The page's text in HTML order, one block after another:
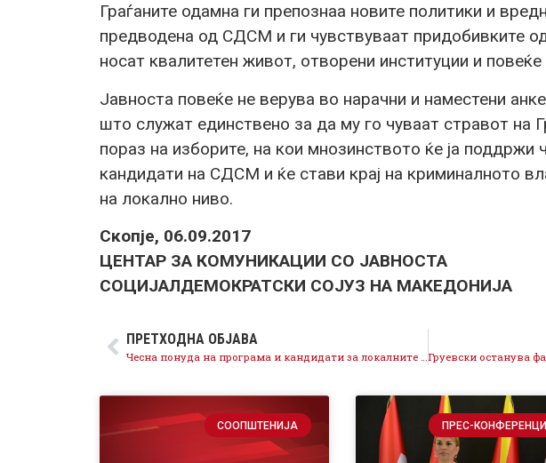
Граѓаните одамна ги препознаа новите политики и
предводена од СДСМ и ги чувствуваат придобивките
носат квалитетен живот, отворени институции и повеќе
Јавноста повеќе не верува во нарачни и наместени
што служат единствено за да му го чуваат стравот на
пораз на изборите, на кои мнозинството ќе ја поддржи
кандидати на СДСМ и ќе стави крај на
на локално ниво.
Скопје, 06.09.2017
ЦЕНТАР ЗА КОМУНИКАЦИИ СО ЈАВНОСТА
СОЦИЈАЛДЕМОКРАТСКИ СОЈУЗ НА МАКЕДОНИЈА
ПРЕТХОДНА ОБЈАВА
Чесна понуда на програма и кандидати за локалните избори – Листа на досега потврдени кандидати за градоначалници на СДСМ
СООПШТЕНИЈА ПРЕС-